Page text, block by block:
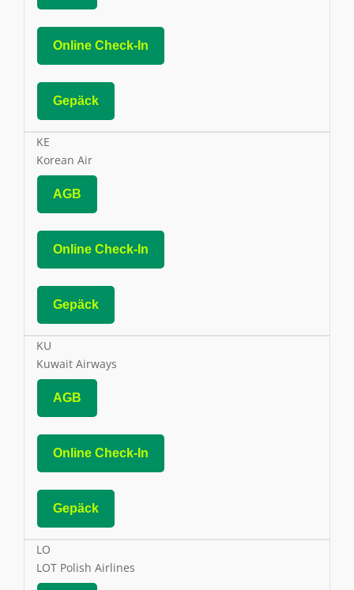
Online Check-In
Gepäck
KE
Korean Air
AGB
Online Check-In
Gepäck
KU
Kuwait Airways
AGB
Online Check-In
Gepäck
LO
LOT Polish Airlines